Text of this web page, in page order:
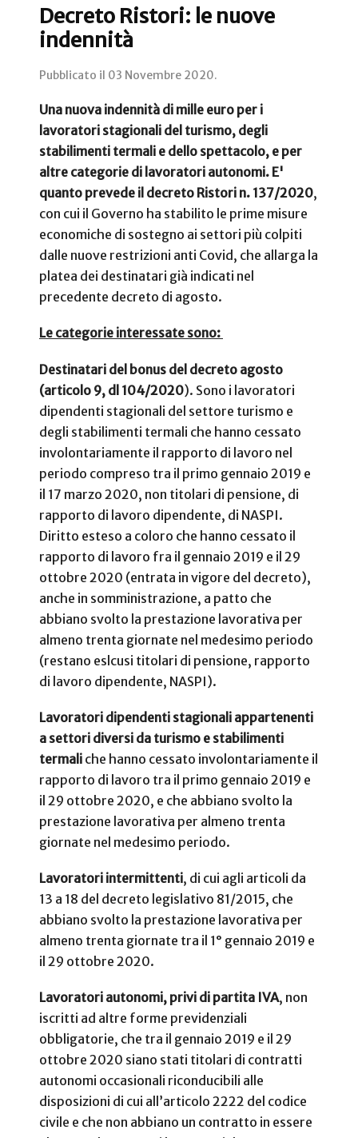
Decreto Ristori: le nuove
indennità
Pubblicato il 03 Novembre 2020.
Una nuova indennità di mille euro per i
lavoratori stagionali del turismo, degli
stabilimenti termali e dello spettacolo, e per
altre categorie di lavoratori autonomi. E'
quanto prevede il decreto Ristori n. 137/2020,
con cui il Governo ha stabilito le prime misure
economiche di sostegno ai settori più colpiti
dalle nuove restrizioni anti Covid, che allarga la
platea dei destinatari già indicati nel
precedente decreto di agosto.
Le categorie interessate sono:
Destinatari del bonus del decreto agosto
(articolo 9, dl 104/2020). Sono i lavoratori
dipendenti stagionali del settore turismo e
degli stabilimenti termali che hanno cessato
involontariamente il rapporto di lavoro nel
periodo compreso tra il primo gennaio 2019 e
il 17 marzo 2020, non titolari di pensione, di
rapporto di lavoro dipendente, di NASPI.
Diritto esteso a coloro che hanno cessato il
rapporto di lavoro fra il gennaio 2019 e il 29
ottobre 2020 (entrata in vigore del decreto),
anche in somministrazione, a patto che
abbiano svolto la prestazione lavorativa per
almeno trenta giornate nel medesimo periodo
(restano eslcusi titolari di pensione, rapporto
di lavoro dipendente, NASPI).
Lavoratori dipendenti stagionali appartenenti
a settori diversi da turismo e stabilimenti
termali che hanno cessato involontariamente il
rapporto di lavoro tra il primo gennaio 2019 e
il 29 ottobre 2020, e che abbiano svolto la
prestazione lavorativa per almeno trenta
giornate nel medesimo periodo.
Lavoratori intermittenti, di cui agli articoli da
13 a 18 del decreto legislativo 81/2015, che
abbiano svolto la prestazione lavorativa per
almeno trenta giornate tra il 1° gennaio 2019 e
il 29 ottobre 2020.
Lavoratori autonomi, privi di partita IVA, non
iscritti ad altre forme previdenziali
obbligatorie, che tra il gennaio 2019 e il 29
ottobre 2020 siano stati titolari di contratti
autonomi occasionali riconducibili alle
disposizioni di cui all’articolo 2222 del codice
civile e che non abbiano un contratto in essere